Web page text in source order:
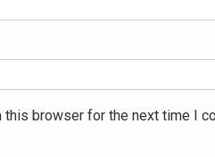
this browser for the next time I